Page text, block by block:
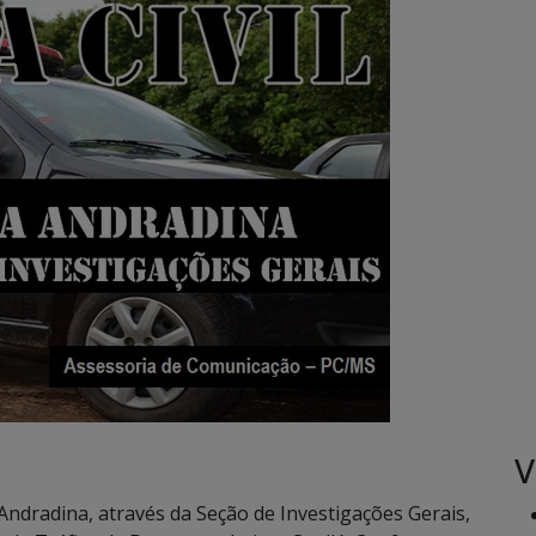
através da Seção de Investigações Gerais,